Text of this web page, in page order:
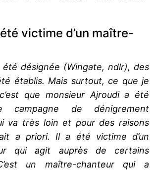
victime d’un maître-
été désignée (Wingate, ndlr), des
établis. Mais surtout, ce que je
que monsieur Ajroudi a été
campagne de dénigrement
va très loin et pour des raisons
a priori. Il a été victime d’un
qui agit auprès de certains
un maître-chanteur qui a